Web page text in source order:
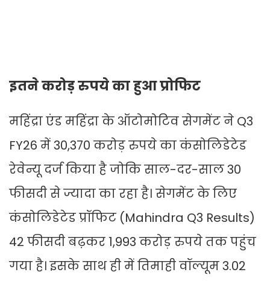
इतने करोड़ रुपये का हुआ प्रोफिट
महिंद्रा एंड महिंद्रा के ऑटोमोटिव सेगमेंट ने Q3
FY26 में 30,370 करोड़ रुपये का कंसोलिडेटेड
रेवेन्यू दर्ज किया है जोकि साल-दर-साल 30
फीसदी से ज्यादा का रहा है। सेगमेंट के लिए
कंसोलिडेटेड प्रॉफिट (Mahindra Q3 Results)
42 फीसदी बढ़कर 1,993 करोड़ रुपये तक पहुंच
गया है। इसके साथ ही में तिमाही वॉल्यूम 3.02